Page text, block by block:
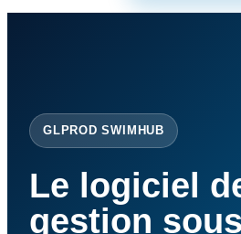
GLPROD SWIMHUB
Le logiciel
gestion